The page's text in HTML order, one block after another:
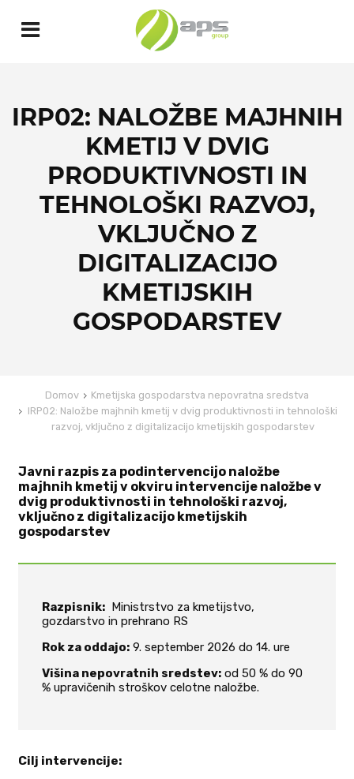
IRP02: NALOŽBE MAJHNIH
KMETIJ V DVIG
PRODUKTIVNOSTI IN
TEHNOLOŠKI RAZVOJ,
VKLJUČNO Z
DIGITALIZACIJO
KMETIJSKIH
GOSPODARSTEV
Domov
Kmetijska gospodarstva nepovratna sredstva
IRP02: Naložbe majhnih kmetij v dvig produktivnosti in tehnološki
razvoj, vključno z digitalizacijo kmetijskih gospodarstev
Javni razpis za podintervencijo naložbe
majhnih kmetij v okviru intervencije naložbe v
dvig produktivnosti in tehnološki razvoj,
vključno z digitalizacijo kmetijskih
gospodarstev
Razpisnik:Ministrstvo za kmetijstvo,
gozdarstvo in prehrano RS
Rok za oddajo:9. september 2026 do 14. ure
Višina nepovratnih sredstev:od 50 % do 90
% upravičenih stroškov celotne naložbe.
Cilj intervencije: